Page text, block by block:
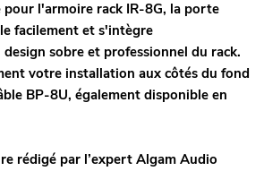
pour l'armoire rack IR-8G, la porte
facilement et s'intègre
sobre et professionnel du rack.
votre installation aux côtés du fond
BP-8U, également disponible en
rédigé par l’expert Algam Audio